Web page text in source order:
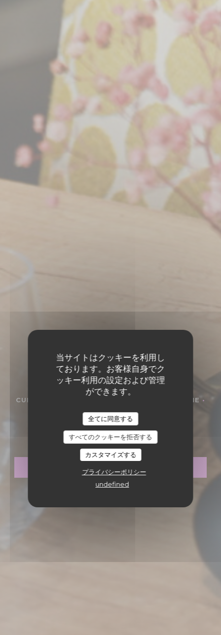
当サイトはクッキーを利用し
ております。お客様自身でク
ッキー利用の設定および管理
ができます。
全てに同意する
すべてのクッキーを拒否する
カスタマイズする
プライバシーポリシー
undefined
CUISINE AUTHENTIQUE ET BISTROT MODERNE•
STRASBOURG
Mademoiselle 10
MADEMOISELLE 10